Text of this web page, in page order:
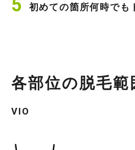
初めての箇所何時でも
各部位の脱毛範
VIO